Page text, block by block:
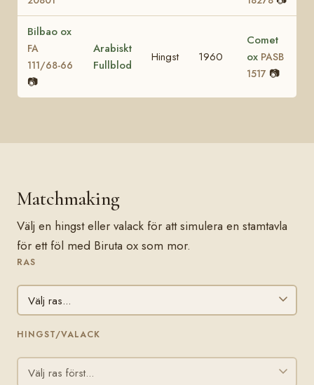
Bilbao ox
FA
111/68-66
📷
Arabiskt
Fullblod
Hingst 1960
Comet
ox PASB
1517 📷
Matchmaking
Välj en hingst eller valack för att simulera en stamtavla
för ett föl med Biruta ox som mor.
RAS
HINGST/VALACK